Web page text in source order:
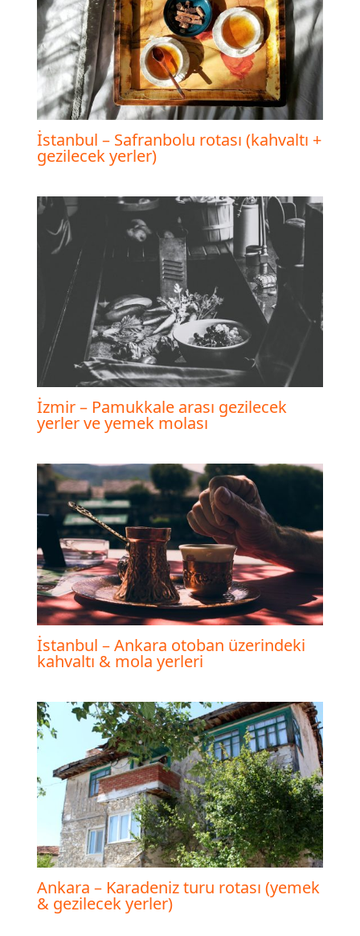
İstanbul – Safranbolu rotası (kahvaltı +
gezilecek yerler)
İzmir – Pamukkale arası gezilecek
yerler ve yemek molası
İstanbul – Ankara otoban üzerindeki
kahvaltı & mola yerleri
Ankara – Karadeniz turu rotası (yemek
& gezilecek yerler)